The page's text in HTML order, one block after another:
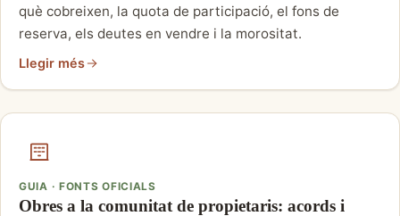
què cobreixen, la quota de participació, el fons de
reserva, els deutes en vendre i la morositat.
Llegir més
GUIA · FONTS OFICIALS
Obres a la comunitat de propietaris: acords i